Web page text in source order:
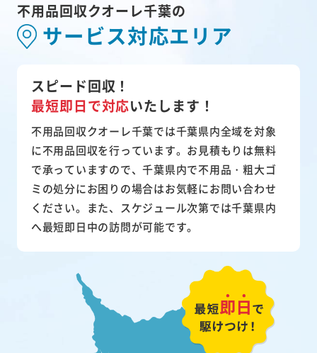
不用品回収クオーレ千葉の
サービス対応エリア
スピード回収！
最短即日で対応いたします！
不用品回収クオーレ千葉では千葉県内全域を対象
に不用品回収を行っています。お見積もりは無料
で承っていますので、千葉県内で不用品・粗大ゴ
ミの処分にお困りの場合はお気軽にお問い合わせ
ください。また、スケジュール次第では千葉県内
へ最短即日中の訪問が可能です。